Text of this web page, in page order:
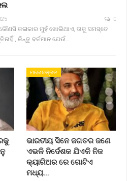
0
କଳାକାର ମୁହଁ ଖୋଲିଥାଏ, ତାକୁ ସମସ୍ତେ
, କିନ୍ତୁ ବର୍ତମାନ ଯେଉଁ…
ମନୋରଞ୍ଜନ
ଭାରତୀୟ ସିନେ ଜଗତର ଜଣେ
ଏଭଳି ନିର୍ଦେଶକ ଯିଏକି ନିଜ
କ୍ୟାରିଅର ରେ ଗୋଟିଏ
ମଧ୍ୟ…